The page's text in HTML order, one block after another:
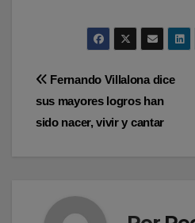
Navegación
de
Fernando Villalona dice
sus mayores logros han
sido nacer, vivir y cantar